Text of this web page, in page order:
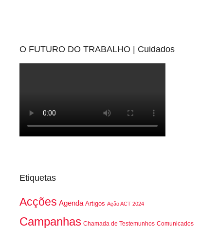
O FUTURO DO TRABALHO | Cuidados
Etiquetas
Acções Agenda Artigos Ação ACT 2024
Campanhas Chamada de Testemunhos Comunicados